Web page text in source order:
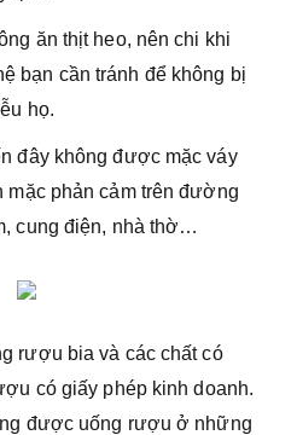
ăn thịt heo, nên chi khi
bạn cần tránh để không bị
họ.
đây không được mặc váy
mặc phản cảm trên đường
cung điện, nhà thờ…
rượu bia và các chất có
có giấy phép kinh doanh.
được uống rượu ở những